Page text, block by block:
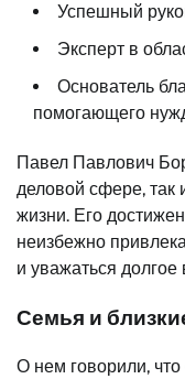
Успешный
Эксперт в
Основатель
помогающего
Павел Павлович
деловой сфере, так
жизни. Его
неизбежно
и уважаться долгое
Семья и
О нем говорили,